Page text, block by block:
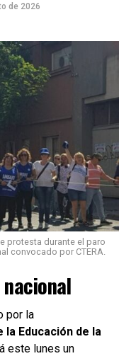
los costos del
dichos del
de la zona sur.
y las acciones
propusimos algo
porque
otros negocios”,
al
que nosotros
esas necesidades”.
de 2026
protesta durante el paro
convocado por CTERA.
por la
Educación de la
este lunes un